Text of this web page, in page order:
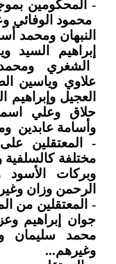
- المحكومين بموجب القانون
محمود
النبهان ومحمد
إبراهيم
الشغري
علاوي وياسين
العجيل
حلاق وعلي
وأسامة عابدين
- المعتقلين
مختلفة
وبركات
الرحمن وزان
- المعتقلين من
جوان إبراهيم
محمد سليمان
وغيرهم...